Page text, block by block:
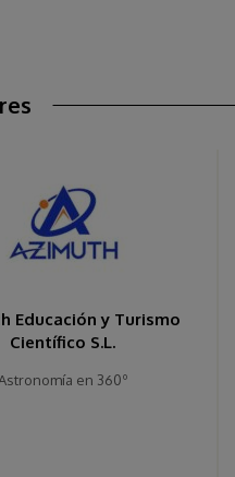
Educación y Turismo
Científico S.L.
en 360º